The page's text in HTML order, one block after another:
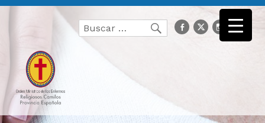
Buscar
por:
Buscarfacebook
Twitter